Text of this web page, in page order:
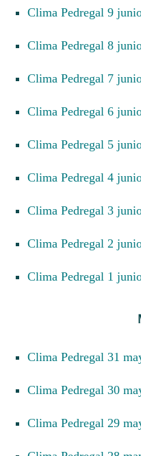
Clima Pedregal 9
Clima Pedregal 8
Clima Pedregal 7
Clima Pedregal 6
Clima Pedregal 5
Clima Pedregal 4
Clima Pedregal 3
Clima Pedregal 2
Clima Pedregal 1
Clima Pedregal 31
Clima Pedregal 30
Clima Pedregal 29